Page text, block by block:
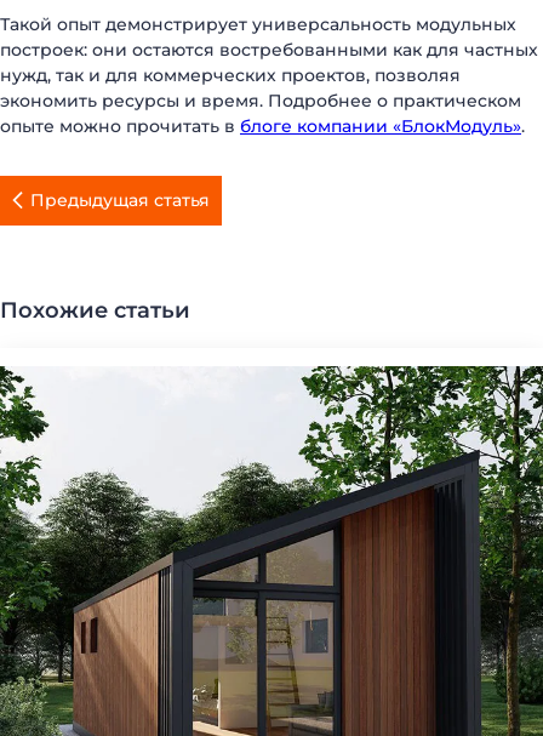
Такой опыт демонстрирует универсальность модульных
построек: они остаются востребованными как для частных
нужд, так и для коммерческих проектов, позволяя
экономить ресурсы и время. Подробнее о практическом
опыте можно прочитать в блоге компании «БлокМодуль».
Предыдущая статья
Похожие статьи